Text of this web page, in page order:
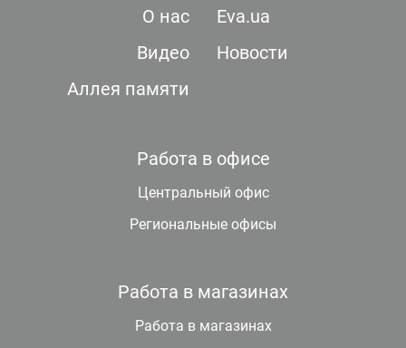
О нас
Eva.ua
Видео
Новости
Аллея памяти
Работа в офисе
Центральный офис
Региональные офисы
Работа в магазинах
Работа в магазинах